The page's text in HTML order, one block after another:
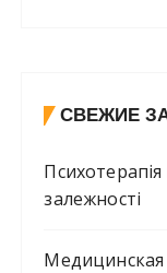
СВЕЖИЕ
Психотерапія
залежності
Медицинская